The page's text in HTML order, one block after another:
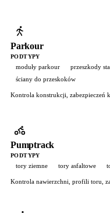
Parkour
PODTYPY
moduły parkour przeszkody
ściany do przeskoków
Kontrola konstrukcji, zabezpieczeń
Pumptrack
PODTYPY
tory ziemne tory asfaltowe
Kontrola nawierzchni, profili toru,